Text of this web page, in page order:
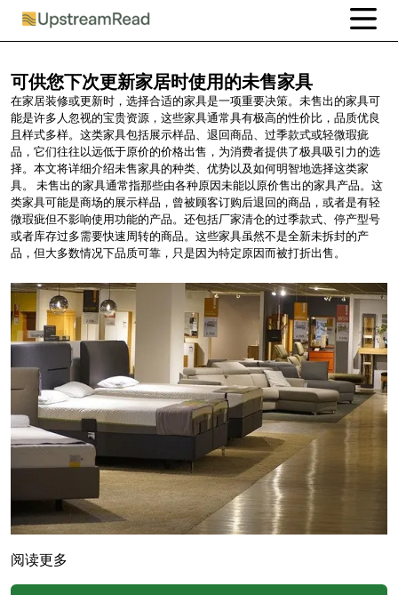
可供您下次更新家居时使用的未售家具
在家居装修或更新时，选择合适的家具是一项重要决策。未售出的家具可
能是许多人忽视的宝贵资源，这些家具通常具有极高的性价比，品质优良
且样式多样。这类家具包括展示样品、退回商品、过季款式或轻微瑕疵
品，它们往往以远低于原价的价格出售，为消费者提供了极具吸引力的选
择。本文将详细介绍未售家具的种类、优势以及如何明智地选择这类家
具。 未售出的家具通常指那些由各种原因未能以原价售出的家具产品。这
类家具可能是商场的展示样品，曾被顾客订购后退回的商品，或者是有轻
微瑕疵但不影响使用功能的产品。还包括厂家清仓的过季款式、停产型号
或者库存过多需要快速周转的商品。这些家具虽然不是全新未拆封的产
品，但大多数情况下品质可靠，只是因为特定原因而被打折出售。
阅读更多